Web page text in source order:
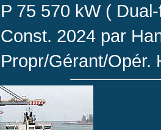
P 75 570 kW (
Const. 2024 par
Propr/Gérant/Opér.